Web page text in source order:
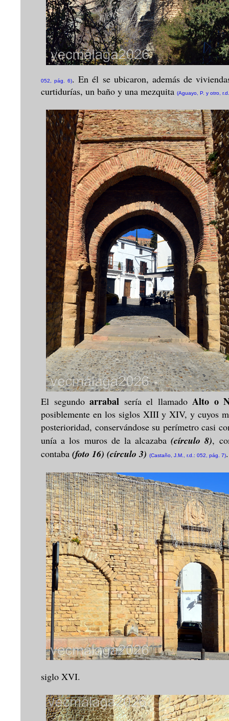
052, pág. 6). En él se ubicaron, además de
curtidurías, un baño y una mezquita (Aguayo, P. y otro,
El segundoarrabal sería el llamadoAlto o
posiblemente en los siglos XIII y XIV, y cuyos
posterioridad, conservándose su perímetro casi
unía a los muros de la alcazaba(círculo 8),
contaba (foto 16) (círculo 3) (Castaño, J.M., r.d.: 052, pág. 7).
siglo XVI.